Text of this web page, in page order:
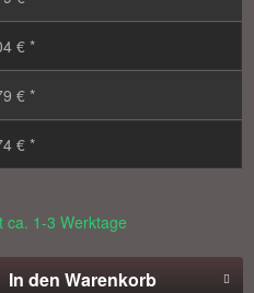
€ *
€ *
€ *
ca. 1-3 Werktage
In den Warenkorb